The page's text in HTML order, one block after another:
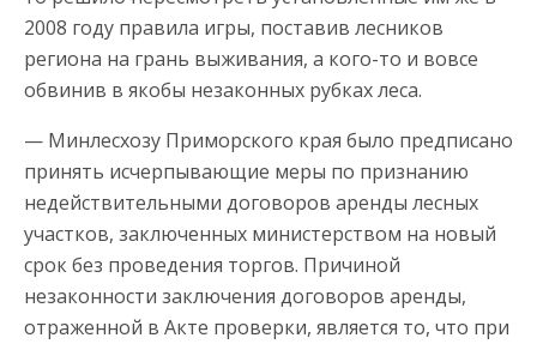
2008 году правила игры, поставив лесников
региона на грань выживания, а кого-то и вовсе
обвинив в якобы незаконных рубках леса.
— Минлесхозу Приморского края было предписано
принять исчерпывающие меры по признанию
недействительными договоров аренды лесных
участков, заключенных министерством на новый
срок без проведения торгов. Причиной
незаконности заключения договоров аренды,
отраженной в Акте проверки, является то, что при